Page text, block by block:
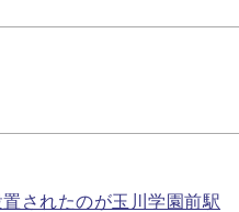
されたのが玉川学園前駅